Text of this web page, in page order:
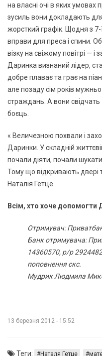
на власні очі в яких умовах
зусиль вони докладають
жорсткий графік. Щодня з
вправи для преса і спини.
візку на свіжому повітрі — і
Даринка визнаний лідер,
добре плаває та грає на
але позаду сім років
страждань. А вони свідчать
боєць.
« Величезною похвали і
Даринки. У складній
почали діяти, почали
Тому що відкривають двері
Наталія Гетце.
Всім, хто хоче допомогти
Отримувач:
Банк отримувача:
14360570, р/р
поповнення скс.
Мудрик Людмила
13 березня 2012 - 15:52
Теги: Наталя Гетце